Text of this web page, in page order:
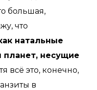
большая,
что
натальные
планет, несущие
всё это, конечно,
в